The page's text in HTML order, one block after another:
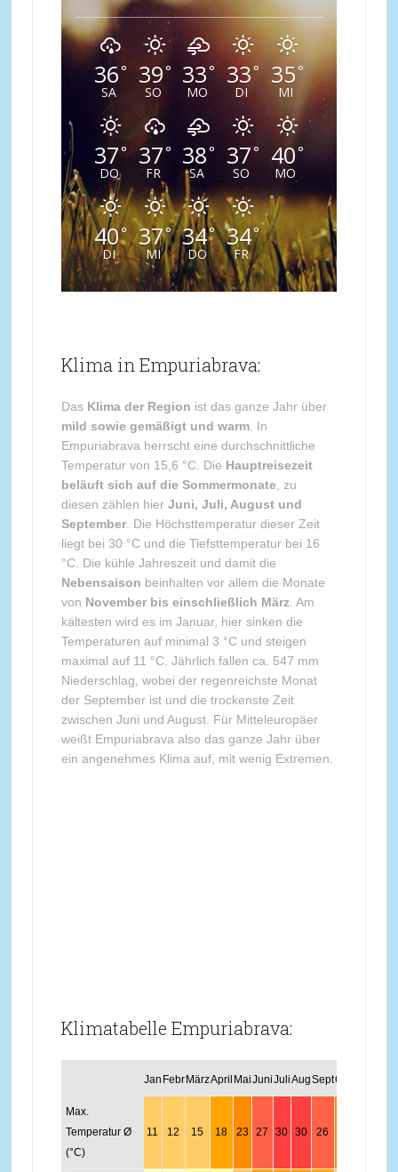
36°
SA
39°
SO
33°
MO
33°
DI
35°
MI
37°
DO
37°
FR
38°
SA
37°
SO
40°
MO
40°
DI
37°
MI
34°
DO
34°
FR
Klima in Empuriabrava:
Das Klima der Region ist das ganze Jahr über
mild sowie gemäßigt und warm. In
Empuriabrava herrscht eine durchschnittliche
Temperatur von 15,6 °C. Die Hauptreisezeit
beläuft sich auf die Sommermonate , zu
diesen zählen hier Juni, Juli, August und
September. Die Höchsttemperatur dieser Zeit
liegt bei 30 °C und die Tiefsttemperatur bei 16
°C. Die kühle Jahreszeit und damit die
Nebensaison beinhalten vor allem die Monate
von November bis einschließlich März . Am
kältesten wird es im Januar, hier sinken die
Temperaturen auf minimal 3 °C und steigen
maximal auf 11 °C. Jährlich fallen ca. 547 mm
Niederschlag, wobei der regenreichste Monat
der September ist und die trockenste Zeit
zwischen Juni und August. Für Mitteleuropäer
weißt Empuriabrava also das ganze Jahr über
ein angenehmes Klima auf, mit wenig Extremen.
Klimatabelle Empuriabrava:
Jan FebrMärzApril MaiJuniJuliAugSeptOkt
Max.
Temperatur Ø
(°C)
11 12 15 18 23 27 30 30 26